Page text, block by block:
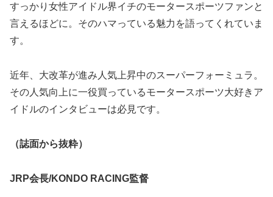
すっかり女性アイドル界イチのモータースポーツファンと
言えるほどに。そのハマっている魅力を語ってくれていま
す。
近年、大改革が進み人気上昇中のスーパーフォーミュラ。
その人気向上に一役買っているモータースポーツ大好きア
イドルのインタビューは必見です。
（誌面から抜粋）
JRP会長/KONDO RACING監督